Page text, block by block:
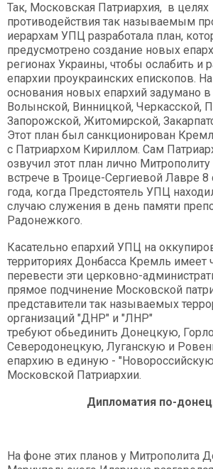
Так, Московская Патриархия, в целях
противодействия так называемым
иерархам УПЦ разработала план,
предусмотрено создание новых
регионах Украины, чтобы ослабить и
епархии проукраинских епископов.
основания новых епархий задумано
Волынской, Винницкой, Черкасской,
Запорожской, Житомирской,
Этот план был санкционирован
с Патриархом Кириллом. Сам
озвучил этот план лично
встрече в Троице-Сергиевой Лавре 8
года, когда Предстоятель УПЦ
случаю служения в день памяти
Радонежкого.
Касательно епархий УПЦ на
территориях Донбасса Кремль имеет
перевести эти церковно-
прямое подчинение Московской
представители так называемых
организаций "ДНР" и "ЛНР"
требуют обьединить Донецкую,
Северодонецкую, Луганскую и
епархию в единую -
Московской Патриархии.
Дипломатия по-
На фоне этих планов у Митрополита